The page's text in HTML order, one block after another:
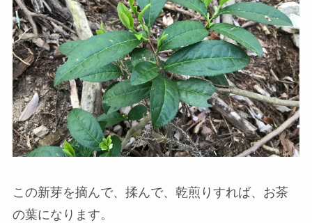
この新芽を摘んで、揉んで、乾煎りすれば、お茶
の葉になります。